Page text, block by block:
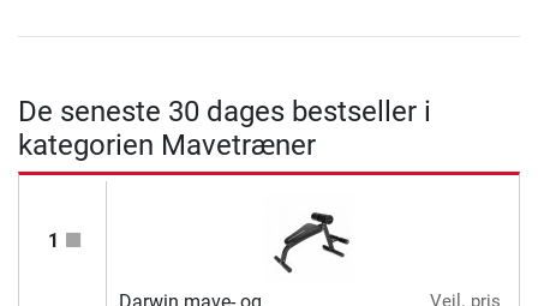
De seneste 30 dages bestseller i
kategorien Mavetræner
1
Vejl. pris